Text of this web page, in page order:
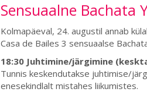
Sensuaalne Bachata
Kolmapäeval, 24. augustil annab
Casa de Bailes 3 sensuaalse
18:30 Juhtimine/järgimine
Tunnis keskendutakse juhtimise/
enesekindlalt mistahes liikumistes.